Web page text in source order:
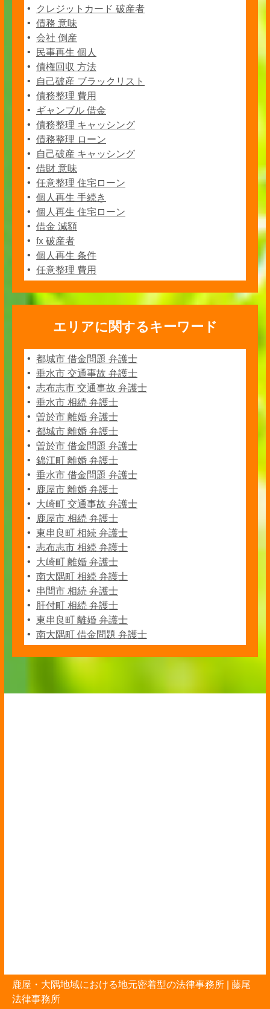
クレジットカード 破産者
債務 意味
会社 倒産
民事再生 個人
債権回収 方法
自己破産 ブラックリスト
債務整理 費用
ギャンブル 借金
債務整理 キャッシング
債務整理 ローン
自己破産 キャッシング
借財 意味
任意整理 住宅ローン
個人再生 手続き
個人再生 住宅ローン
借金 減額
fx 破産者
個人再生 条件
任意整理 費用
エリアに関するキーワード
都城市 借金問題 弁護士
垂水市 交通事故 弁護士
志布志市 交通事故 弁護士
垂水市 相続 弁護士
曽於市 離婚 弁護士
都城市 離婚 弁護士
曽於市 借金問題 弁護士
錦江町 離婚 弁護士
垂水市 借金問題 弁護士
鹿屋市 離婚 弁護士
大崎町 交通事故 弁護士
鹿屋市 相続 弁護士
東串良町 相続 弁護士
志布志市 相続 弁護士
大崎町 離婚 弁護士
南大隅町 相続 弁護士
串間市 相続 弁護士
肝付町 相続 弁護士
東串良町 離婚 弁護士
南大隅町 借金問題 弁護士
鹿屋・大隅地域における地元密着型の法律事務所 | 藤尾
法律事務所